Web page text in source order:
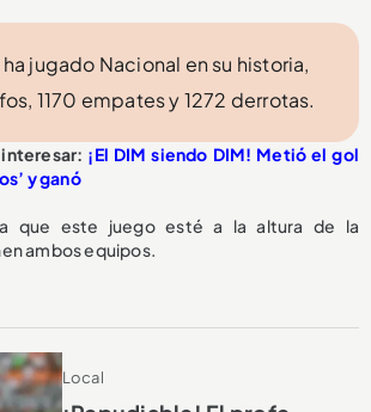
jugado Nacional en su historia,
1170 empates y 1272 derrotas.
¡El DIM siendo DIM! Metió el gol
y ganó
que este juego esté a la altura de la
ambos equipos.
Local